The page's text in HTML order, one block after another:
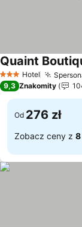
3 Kategoria
Hotel
Quaint
9,3 Znakomity
Od 276 zł
Zobacz ceny z